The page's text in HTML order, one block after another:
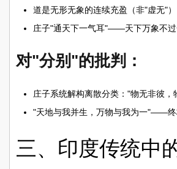
道是无形无象的连续充盈（非"虚无"）
庄子"通天下一气耳"——天下万象不过
对"分别"的批判：
庄子系统解构离散分类："物无非彼
"天地与我并生，万物与我为一"——
三、印度传统中